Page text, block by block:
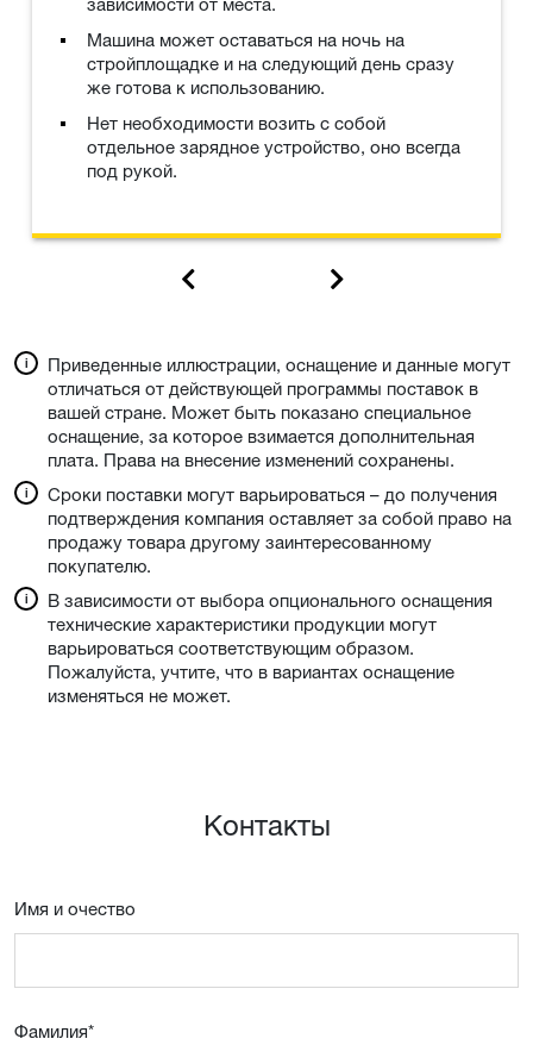
зависимости от места.
Машина может оставаться на ночь на
стройплощадке и на следующий день сразу
же готова к использованию.
Нет необходимости возить с собой
отдельное зарядное устройство, оно всегда
под рукой.
Приведенные иллюстрации, оснащение и данные могут
отличаться от действующей программы поставок в
вашей стране. Может быть показано специальное
оснащение, за которое взимается дополнительная
плата. Права на внесение изменений сохранены.
Сроки поставки могут варьироваться – до получения
подтверждения компания оставляет за собой право на
продажу товара другому заинтересованному
покупателю.
В зависимости от выбора опционального оснащения
технические характеристики продукции могут
варьироваться соответствующим образом.
Пожалуйста, учтите, что в вариантах оснащение
изменяться не может.
Контакты
Имя и очествo
Фамилия*